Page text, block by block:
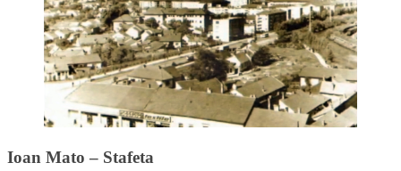
Ioan Mato – Stafeta